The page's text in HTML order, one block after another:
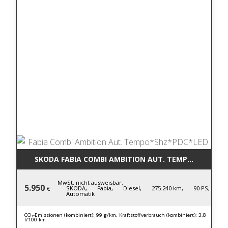
SKODA FABIA COMBI AMBITION AUT.
5.950 €
MwSt. nicht ausweisbar,
SKODA, Fabia, Diesel, 275.240 km, 90 PS,
Automatik
CO₂-Emissionen (kombiniert): 99 g/km, Kraftstoffverbrauch (kombiniert): 3,8
l/100 km